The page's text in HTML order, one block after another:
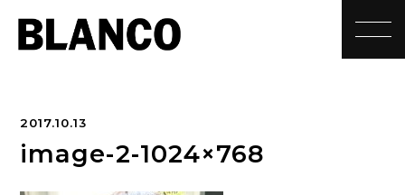
2017.10.13
image-2-1024×768